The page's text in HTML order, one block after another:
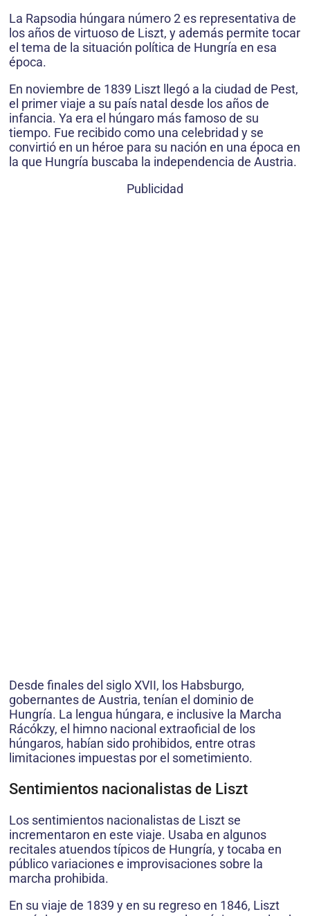
La Rapsodia húngara número 2 es representativa de
los años de virtuoso de Liszt, y además permite tocar
el tema de la situación política de Hungría en esa
época.
En noviembre de 1839 Liszt llegó a la ciudad de Pest,
el primer viaje a su país natal desde los años de
infancia. Ya era el húngaro más famoso de su
tiempo. Fue recibido como una celebridad y se
convirtió en un héroe para su nación en una época en
la que Hungría buscaba la independencia de Austria.
Publicidad
Desde finales del siglo XVII, los Habsburgo,
gobernantes de Austria, tenían el dominio de
Hungría. La lengua húngara, e inclusive la Marcha
Rácókzy, el himno nacional extraoficial de los
húngaros, habían sido prohibidos, entre otras
limitaciones impuestas por el sometimiento.
Sentimientos nacionalistas de Liszt
Los sentimientos nacionalistas de Liszt se
incrementaron en este viaje. Usaba en algunos
recitales atuendos típicos de Hungría, y tocaba en
público variaciones e improvisaciones sobre la
marcha prohibida.
En su viaje de 1839 y en su regreso en 1846, Liszt